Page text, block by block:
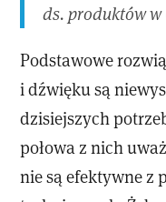
ds. produktów w
Podstawowe
i dźwięku są
dzisiejszych
połowa z nich
nie są efektywne z